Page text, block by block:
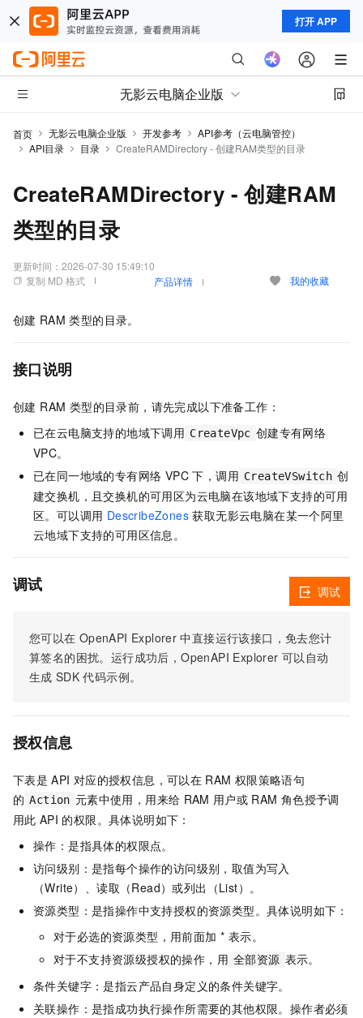
打开 APP
无影云电脑企业版
首页 无影云电脑企业版 开发参考
API参考（云电脑管控）
API目录
目录 CreateRAMDirectory - 创建RAM类型的目录
CreateRAMDirectory - 创建RAM
类型的目录
更新时间： 2026-07-30 15:49:10
复制 MD 格式
产品详情 我的收藏
创建 RAM 类型的目录。
接口说明
创建 RAM 类型的目录前，请先完成以下准备工作：
已在云电脑支持的地域下调用 CreateVpc 创建专有网络
VPC。
已在同一地域的专有网络 VPC 下，调用 CreateVSwitch 创
建交换机，且交换机的可用区为云电脑在该地域下支持的可用
区。可以调用 DescribeZones 获取无影云电脑在某一个阿里
云地域下支持的可用区信息。
调试
您可以在 OpenAPI Explorer 中直接运行该接口，免去您计
算签名的困扰。运行成功后，OpenAPI Explorer 可以自动
生成 SDK 代码示例。
调试
授权信息
下表是 API 对应的授权信息，可以在 RAM 权限策略语句
的 Action 元素中使用，用来给 RAM 用户或 RAM 角色授予调
用此 API 的权限。具体说明如下：
操作：是指具体的权限点。
访问级别：是指每个操作的访问级别，取值为写入
（Write）、读取（Read）或列出（List）。
资源类型：是指操作中支持授权的资源类型。具体说明如下：
对于必选的资源类型，用前面加 * 表示。
对于不支持资源级授权的操作，用 全部资源 表示。
条件关键字：是指云产品自身定义的条件关键字。
关联操作：是指成功执行操作所需要的其他权限。操作者必须